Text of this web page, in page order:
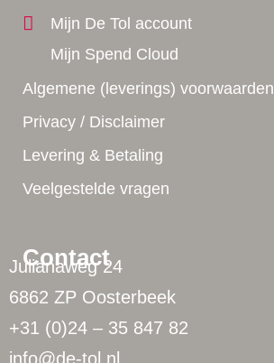
Contact
Julianaweg 24
6862 ZP Oosterbeek
+31 (0)24 – 35 847 82
info@de-tol.nl
Mijn De Tol account
Mijn Spend Cloud
Algemene (leverings) voorwaarden
Privacy / Disclaimer
Levering & Betaling
Veelgestelde vragen